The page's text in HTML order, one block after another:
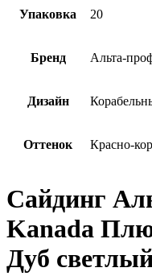
Упаковка 20
Бренд Альта-
Дизайн
Оттенок Красно-
Сайдинг
Kanada
Дуб